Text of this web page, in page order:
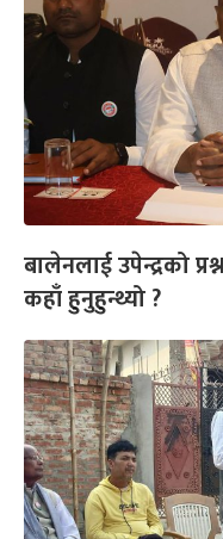
बालेनलाई उपेन्द्रको
कहाँ हुनुहुन्थ्यो ?